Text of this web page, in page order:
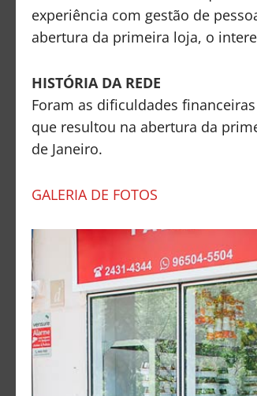
experiência com gestão de
abertura da primeira loja, o
HISTÓRIA DA REDE
Foram as dificuldades
que resultou na abertura da
de Janeiro.
GALERIA DE FOTOS